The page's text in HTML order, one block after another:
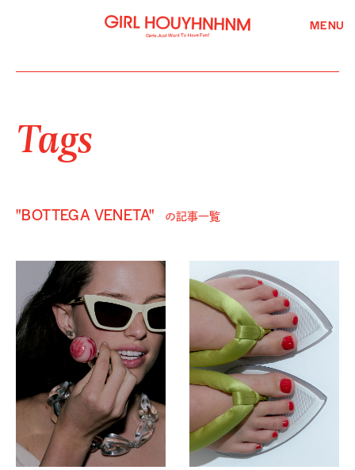
MENU
Tags
"BOTTEGA VENETA" の記事一覧